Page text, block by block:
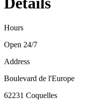
Hours
Open 24/7
Address
Boulevard de l'Europe
62231 Coquelles